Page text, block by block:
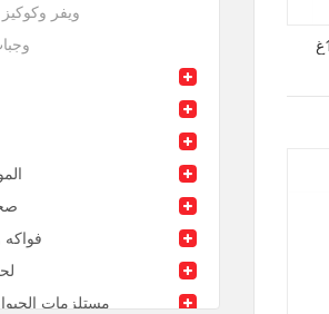
ويفر
مستلزمات